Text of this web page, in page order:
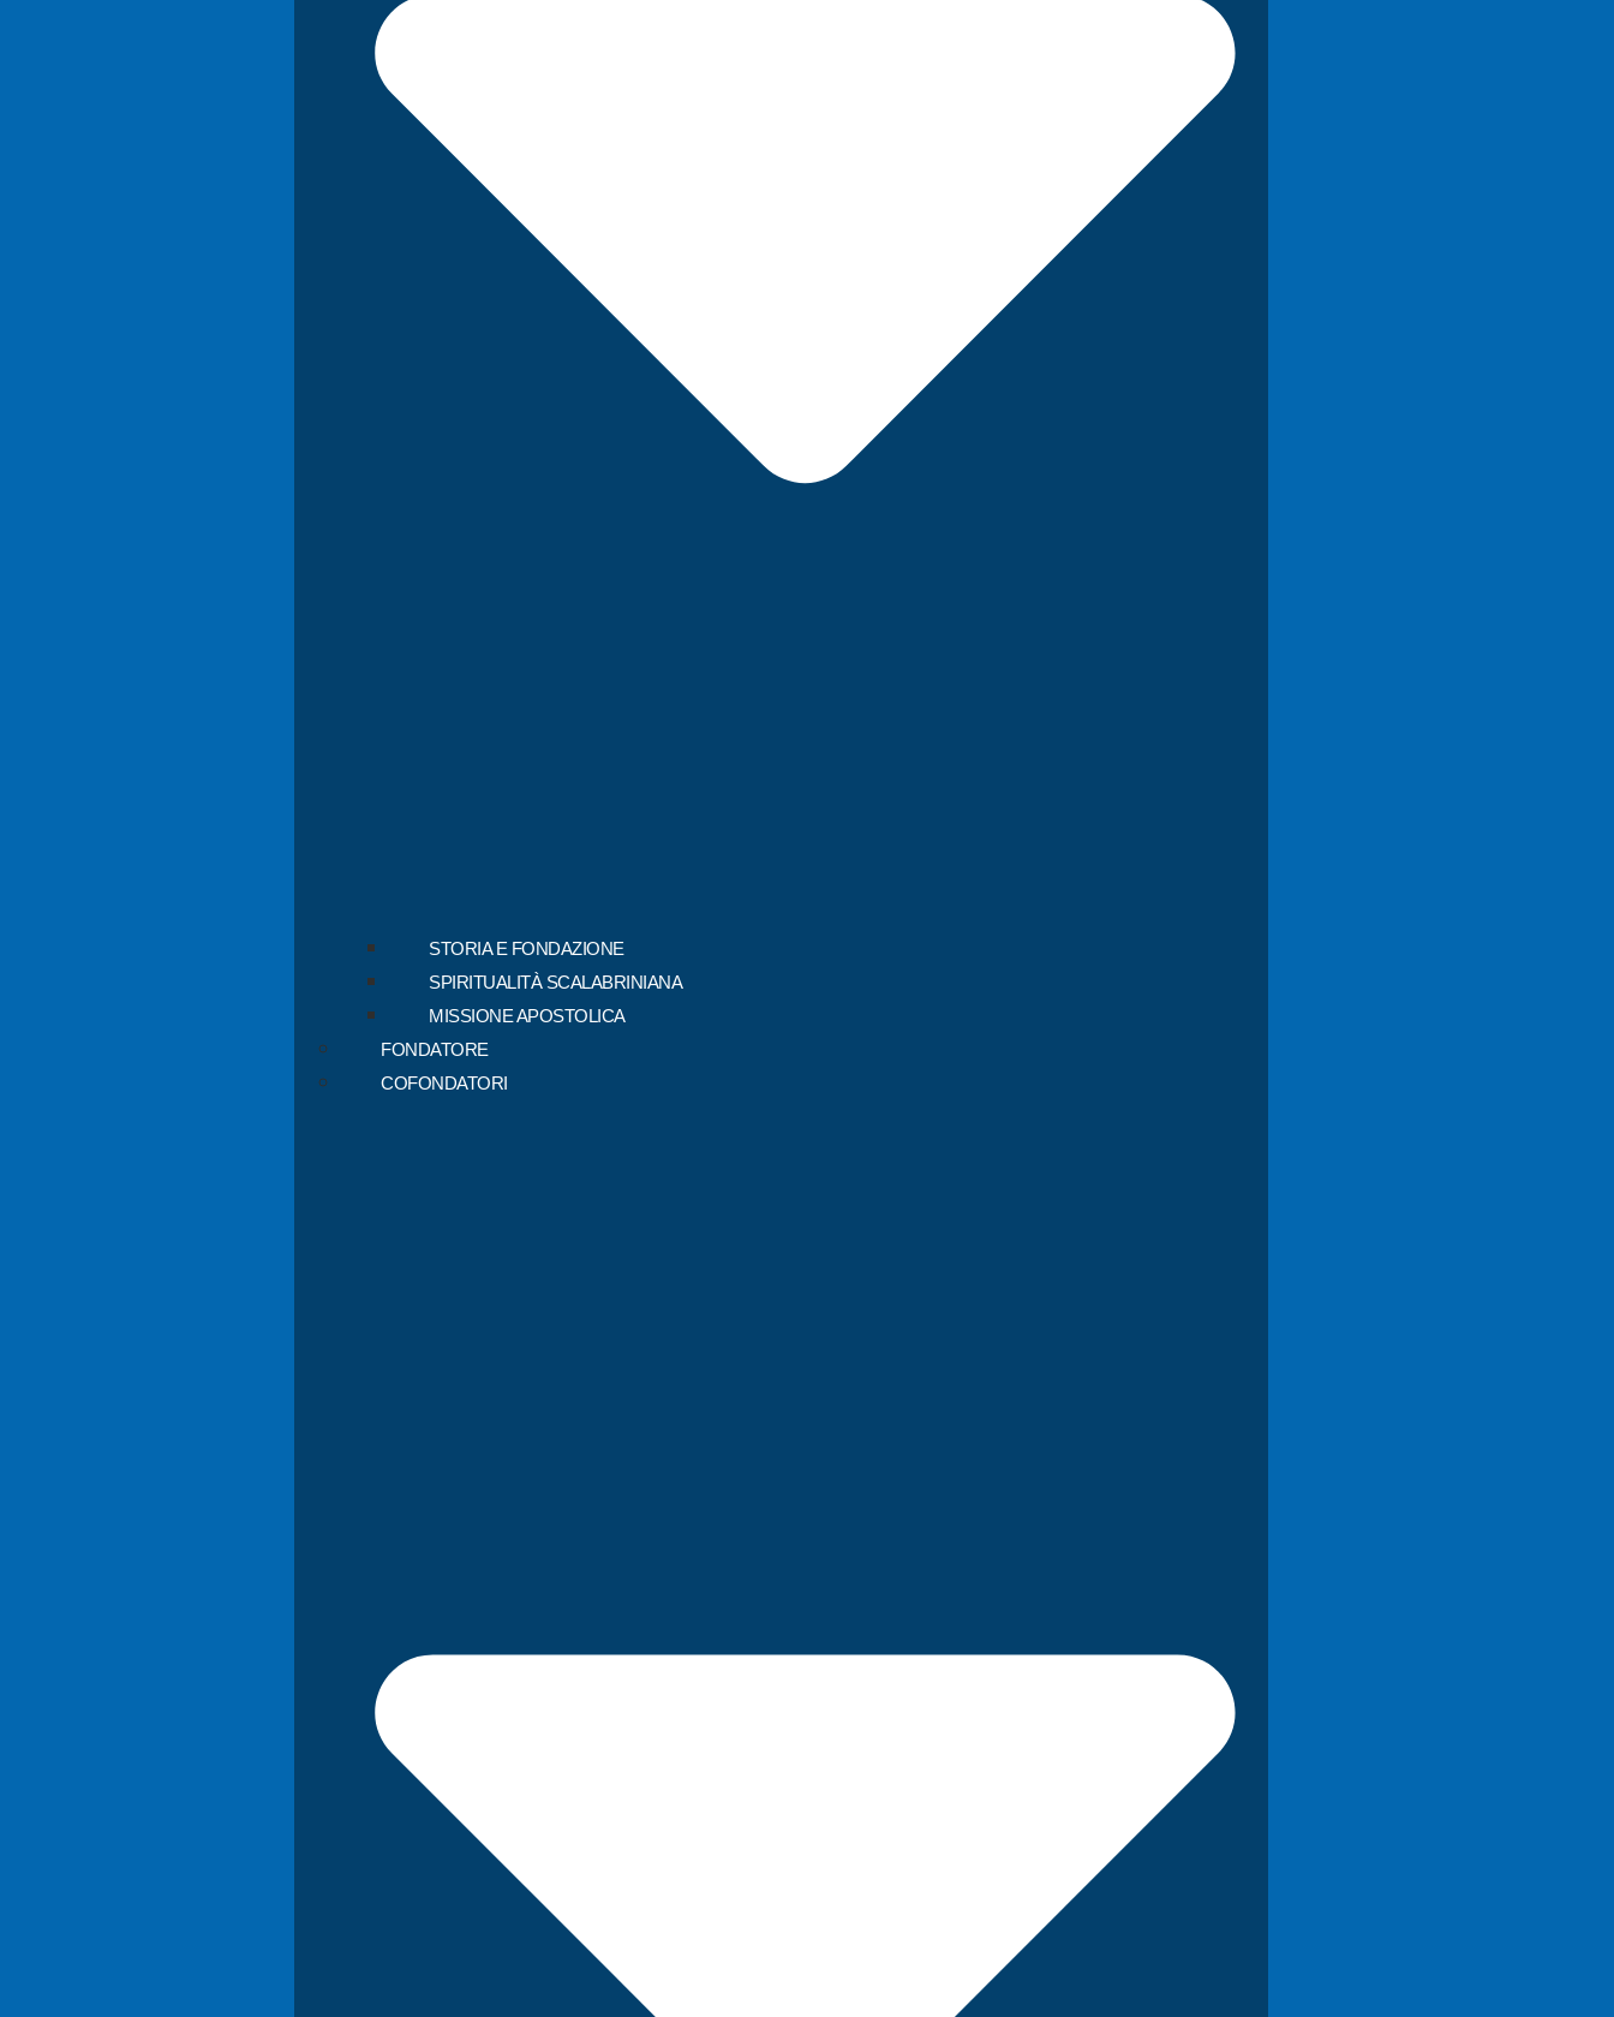
STORIA E FONDAZIONE
SPIRITUALITÀ SCALABRINIANA
MISSIONE APOSTOLICA
FONDATORE
COFONDATORI